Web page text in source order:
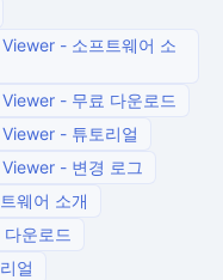
- 소프트웨어 소
- 무료 다운로드
- 튜토리얼
- 변경 로그
웨어 소개
다운로드
얼